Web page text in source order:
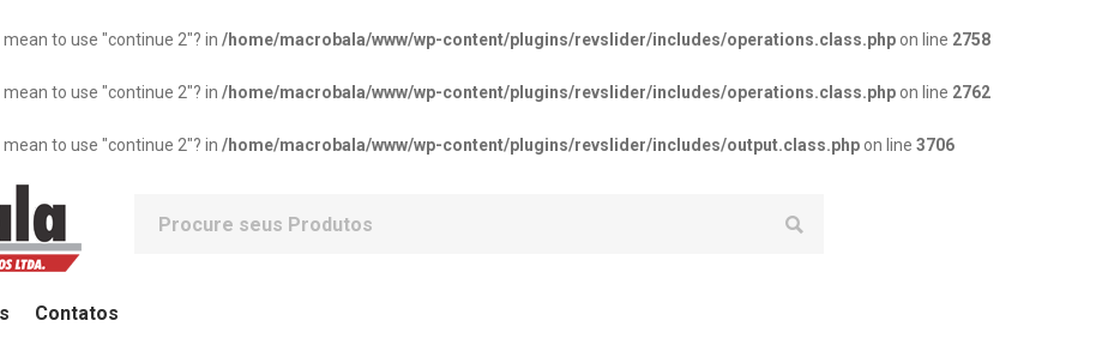
to use "continue 2"? in /home/macrobala/www/wp-content/plugins/revslider/includes/operations.class.php on line 2758
to use "continue 2"? in /home/macrobala/www/wp-content/plugins/revslider/includes/operations.class.php on line 2762
to use "continue 2"? in /home/macrobala/www/wp-content/plugins/revslider/includes/output.class.php on line 3706
Contatos